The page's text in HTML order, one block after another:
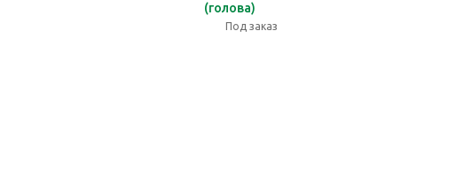
(голова)
Под заказ